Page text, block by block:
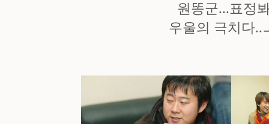
원똥군...표정
우울의 극치다..